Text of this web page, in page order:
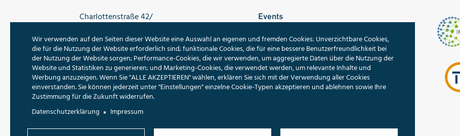
Charlottenstraße 42/
10117 Berlin
Tel.: 030 - 22 00 24 70
Fax: 030 - 22 00 24 799
E-Mail:info@tmf-ev.de
Events
Publications
Our Topics
Search
Wir verwenden auf den Seiten dieser Website eine Auswahl an eigenen und fremden Cookies: Unverzichtbare Cookies,
die für die Nutzung der Website erforderlich sind; funktionale Cookies, die für eine bessere Benutzerfreundlichkeit bei
der Nutzung der Website sorgen; Performance-Cookies, die wir verwenden, um aggregierte Daten über die Nutzung der
Website und Statistiken zu generieren; und Marketing-Cookies, die verwendet werden, um relevante Inhalte und
Werbung anzuzeigen. Wenn Sie "ALLE AKZEPTIEREN" wählen, erklären Sie sich mit der Verwendung aller Cookies
einverstanden. Sie können jederzeit unter "Einstellungen" einzelne Cookie-Typen akzeptieren und ablehnen sowie Ihre
Zustimmung für die Zukunft widerrufen.
Datenschutzerklärung
Impressum